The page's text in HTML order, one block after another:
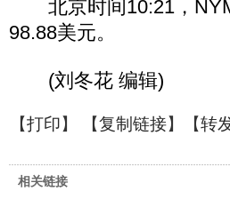
北京时间10:21，
98.88美元。
(刘冬花 编辑)
【打印】 【复制链接】【转
相关链接